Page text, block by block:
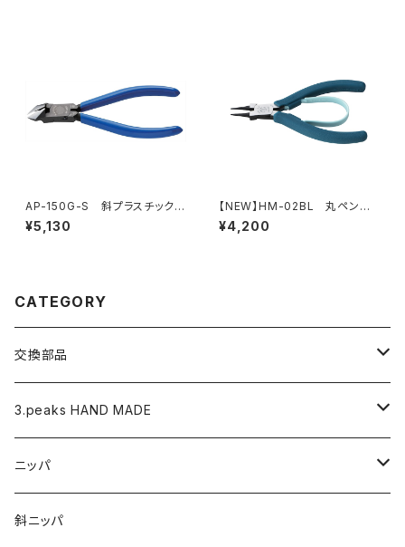
AP-150G-S 斜プラスチックニ
ッパ（バネ付）
¥5,130
【NEW】HM-02BL 丸ペンチ
（ピーコックブルー）
¥4,200
CATEGORY
交換部品
バネ
ナイロンジョープライヤー用 替えくわえ部
くちプラ用替えくわえ部
3.peaks HAND MADE
ニッパ
丸ペンチ
ニッパ
強力ニッパ
斜ニッパ